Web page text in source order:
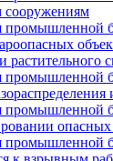
промышленной
растительного
промышленной
промышленной
промышленной